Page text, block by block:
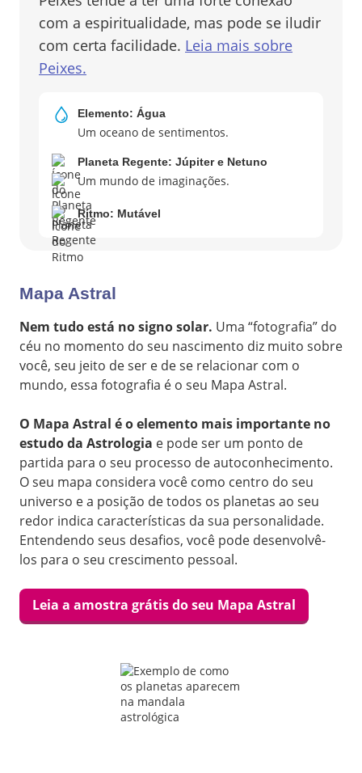
com a espiritualidade, mas pode se iludir
com certa facilidade. Leia mais sobre
Peixes.
Elemento: Água
Um oceano de sentimentos.
Planeta Regente: Júpiter e Netuno
Um mundo de imaginações.
Ritmo: Mutável
Mapa Astral
Nem tudo está no signo solar. Uma “fotografia” do
céu no momento do seu nascimento diz muito sobre
você, seu jeito de ser e de se relacionar com o
mundo, essa fotografia é o seu Mapa Astral.
O Mapa Astral é o elemento mais importante no
estudo da Astrologia e pode ser um ponto de
partida para o seu processo de autoconhecimento.
O seu mapa considera você como centro do seu
universo e a posição de todos os planetas ao seu
redor indica características da sua personalidade.
Entendendo seus desafios, você pode desenvolvê-
los para o seu crescimento pessoal.
Leia a amostra grátis do seu Mapa Astral